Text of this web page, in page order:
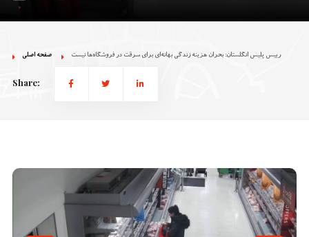
صفحه اصلی رییس پلیس انگلستان: بحران هزینه زندگی بهانه‌ای برای سرقت در فروشگاه‌ها نیست
Share: